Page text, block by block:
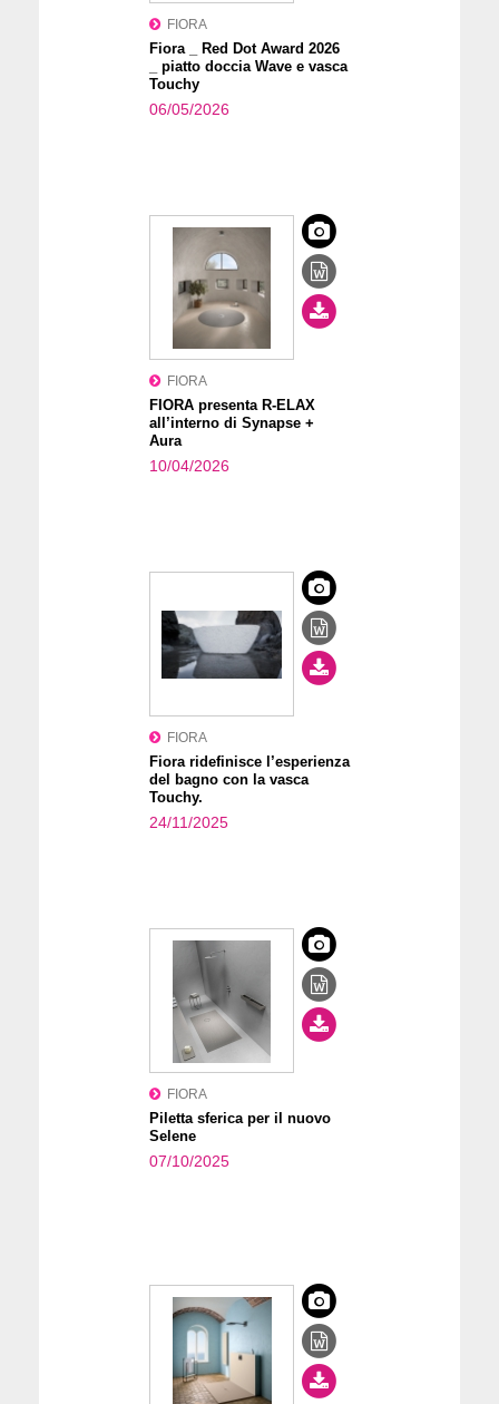
FIORA
Fiora _ Red Dot Award 2026
_ piatto doccia Wave e vasca
Touchy
06/05/2026
FIORA
FIORA presenta R-ELAX
all’interno di Synapse +
Aura
10/04/2026
FIORA
Fiora ridefinisce l’esperienza
del bagno con la vasca
Touchy.
24/11/2025
FIORA
Piletta sferica per il nuovo
Selene
07/10/2025